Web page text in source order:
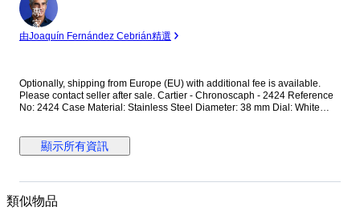
專
家
由Joaquín Fernández Cebrián精選
Optionally, shipping from Europe (EU) with additional fee is available.
Please contact seller after sale. Cartier - Chronoscaph - 2424 Reference
No: 2424 Case Material: Stainless Steel Diameter: 38 mm Dial: White
to 17.5-18 cm wrist approximately Clasp: Hidden Deployment Case Back:
Solid Condition: Worn & Very good condition Movement: Quartz
Box / No Paper (The box that appears in the photos is my shooting
sure that the items finds you as soon as possible (takes usually 3-5 days
顯示所有資訊
類似物品